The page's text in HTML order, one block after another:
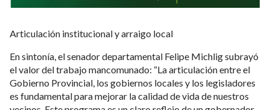
Articulación institucional y arraigo local
En sintonía, el senador departamental Felipe Michlig subrayó
el valor del trabajo mancomunado: “La articulación entre el
Gobierno Provincial, los gobiernos locales y los legisladores
es fundamental para mejorar la calidad de vida de nuestros